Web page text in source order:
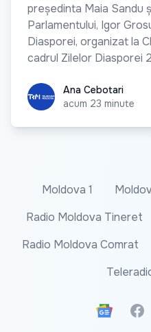
președinta Maia Sandu
Parlamentului, Igor
Diasporei, organizat la
cadrul Zilelor Diasporei
Ana CebotariAna Cebotari
acum 23 minute
Moldova 1
Radio Moldova Tineret
Radio Moldova Comrat
Google